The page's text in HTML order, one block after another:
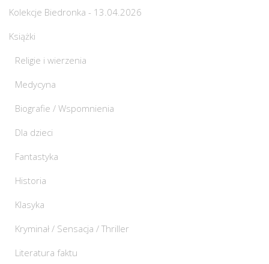
Kolekcje Biedronka - 13.04.2026
Książki
Religie i wierzenia
Medycyna
Biografie / Wspomnienia
Dla dzieci
Fantastyka
Historia
Klasyka
Kryminał / Sensacja / Thriller
Literatura faktu